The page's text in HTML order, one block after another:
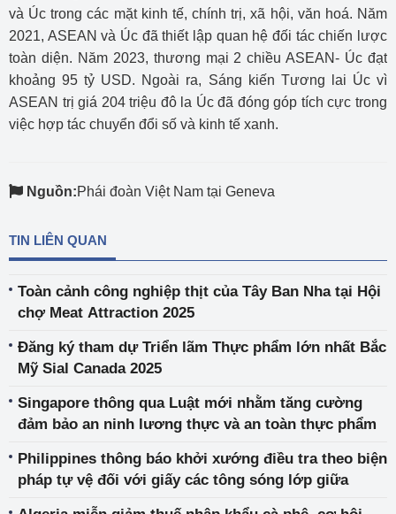
và Úc trong các mặt kinh tế, chính trị, xã hội, văn hoá. Năm
2021, ASEAN và Úc đã thiết lập quan hệ đối tác chiến lược
toàn diện. Năm 2023, thương mại 2 chiều ASEAN- Úc đạt
khoảng 95 tỷ USD. Ngoài ra, Sáng kiến Tương lai Úc vì
ASEAN trị giá 204 triệu đô la Úc đã đóng góp tích cực trong
việc hợp tác chuyển đổi số và kinh tế xanh.
Nguồn:Phái đoàn Việt Nam tại Geneva
TIN LIÊN QUAN
Toàn cảnh công nghiệp thịt của Tây Ban Nha tại Hội
chợ Meat Attraction 2025
Đăng ký tham dự Triển lãm Thực phẩm lớn nhất Bắc
Mỹ Sial Canada 2025
Singapore thông qua Luật mới nhằm tăng cường
đảm bảo an ninh lương thực và an toàn thực phẩm
Philippines thông báo khởi xướng điều tra theo biện
pháp tự vệ đối với giấy các tông sóng lớp giữa